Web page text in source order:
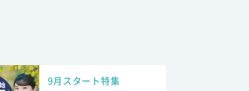
9月スタート特集